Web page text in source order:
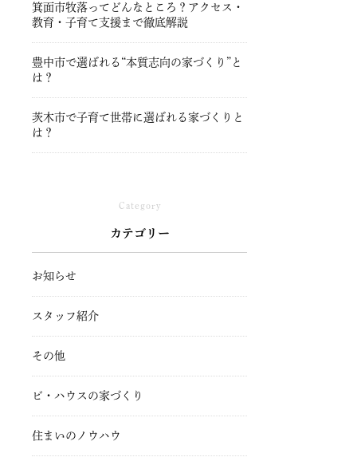
箕面市牧落ってどんなところ？アクセス・
教育・子育て支援まで徹底解説
豊中市で選ばれる“本質志向の家づくり”と
は？
茨木市で子育て世帯に選ばれる家づくりと
は？
Category
カテゴリー
お知らせ
スタッフ紹介
その他
ビ・ハウスの家づくり
住まいのノウハウ